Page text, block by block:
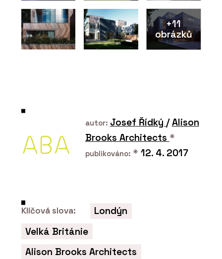
ČLÁNKY
Pražský Fragment získal druhé místo
v kategorii inovace v mezinárodní
+11
obrázků
autor: Josef Řídký /Alison
Brooks Architects *
publikováno: * 12. 4. 2017
Klíčová slova:
Londýn
Velká Británie
Alison Brooks Architects